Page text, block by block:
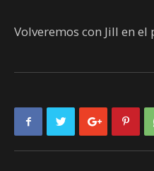
Volveremos con Jill en